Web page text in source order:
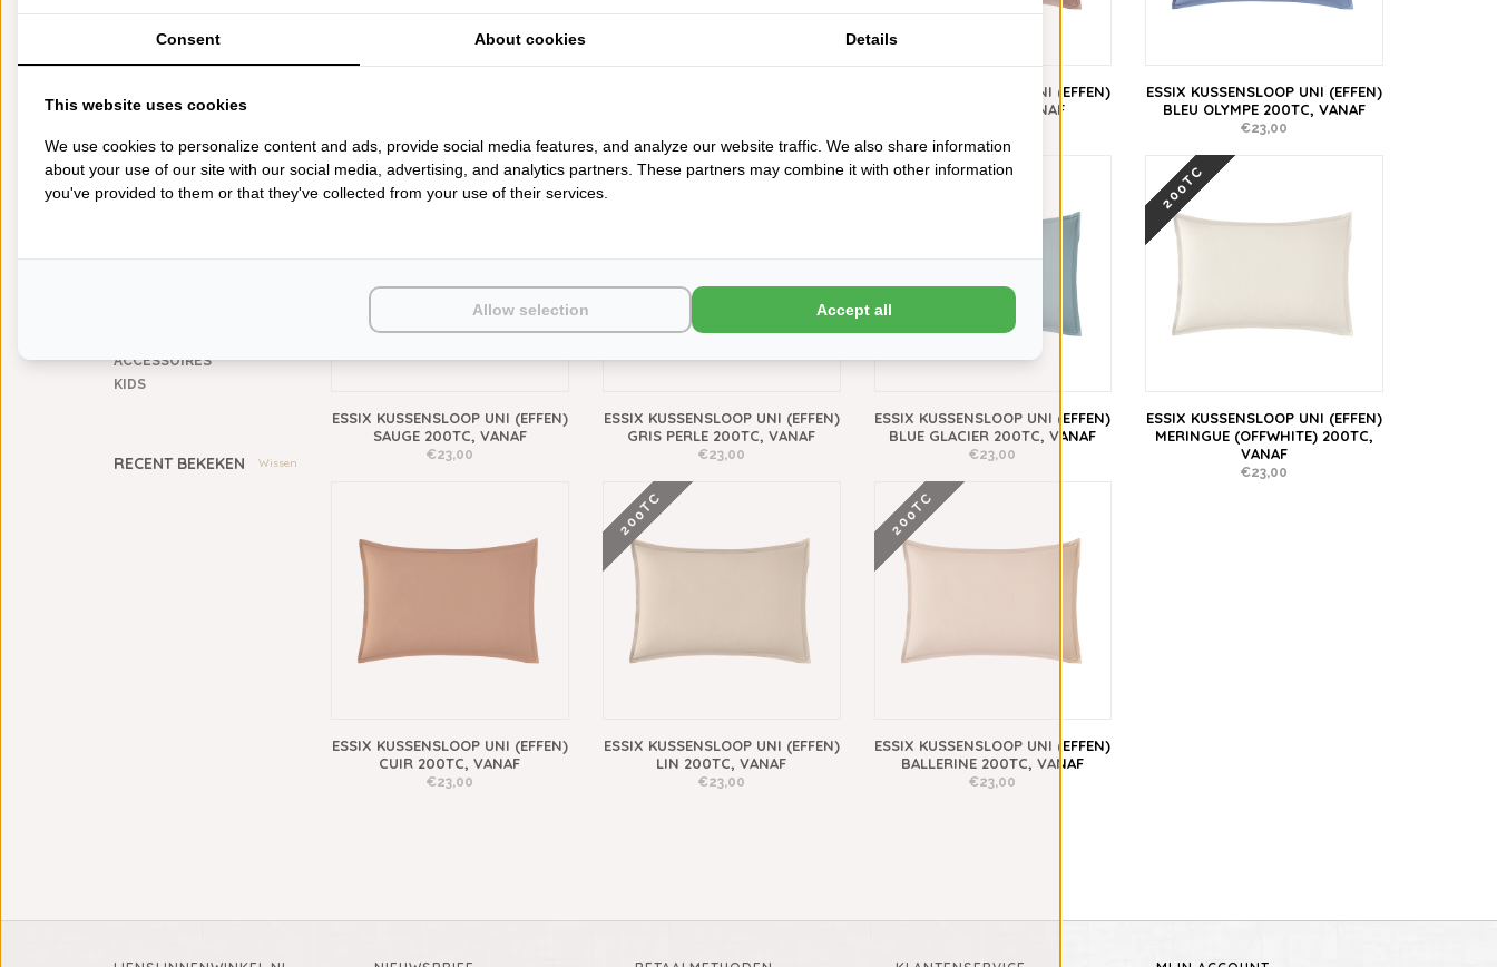
gekamd katoen (percal)(15)
katoen
BEDDENGOED
KEUKENGOED
TAFELGOED
ACCESSOIRES
KIDS
RECENT BEKEKEN Wissen
ESSIX KUSSENSLOOP UNI (EFFEN)
LILAS 200TC, VANAF
ESSIX KUSSENSLOOP UNI (EFFEN)
BLEU OLYMPE 200TC, VANAF
€23,00
ESSIX KUSSENSLOOP UNI (EFFEN)
SAUGE 200TC, VANAF
€23,00
200TC
ESSIX KUSSENSLOOP UNI (EFFEN)
GRIS PERLE 200TC, VANAF
€23,00
200TC
ESSIX KUSSENSLOOP UNI (EFFEN)
BLUE GLACIER 200TC, VANAF
€23,00
200TC
ESSIX KUSSENSLOOP UNI (EFFEN)
MERINGUE (OFFWHITE) 200TC,
VANAF
€23,00
ESSIX KUSSENSLOOP UNI (EFFEN)
CUIR 200TC, VANAF
€23,00
200TC
ESSIX KUSSENSLOOP UNI (EFFEN)
LIN 200TC, VANAF
€23,00
200TC
ESSIX KUSSENSLOOP UNI (EFFEN)
BALLERINE 200TC, VANAF
€23,00
Consent About cookies Details
This website uses cookies
We use cookies to personalize content and ads, provide social media features, and analyze our website traffic. We also share information
about your use of our site with our social media, advertising, and analytics partners. These partners may combine it with other information
you've provided to them or that they've collected from your use of their services.
Allow selection Accept all